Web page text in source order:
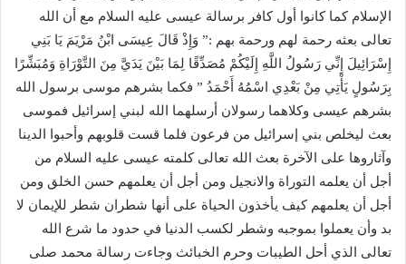
الإسلام كما كانوا أول كافر برسالة عيسى عليه السلام مع أن الله
تعالى بعثه رحمة لهم ورحمة بهم :” وَإِذْ قَالَ عِيسَى ابْنُ مَرْيَمَ يَا بَنِي
إِسْرَائِيلَ إِنِّي رَسُولُ اللَّهِ إِلَيْكُمْ مُصَدِّقًا لِمَا بَيْنَ يَدَيَّ مِنَ التَّوْرَاةِ وَمُبَشِّرًا
بِرَسُولٍ يَأْتِي مِنْ بَعْدِي اسْمُهُ أَحْمَدُ ” فكما بشرهم موسى برسول الله
بشرهم عيسى وكلاهما رسولان أرسلهما الله لبني إسرائيل فموسى
بعث ليخلص بني إسرائيل من فرعون فلما قست قلوبهم وأحبوا الدينا
وآثاروها على الآخرة بعث الله تعالى كلمته عيسى عليه السلام من
أجل أن يعلمه التوراة والانجيل ومن أجل أن يعلمهم حسن الخلق ومن
أجل أن يعلمهم كيف يأخذون الحياة على أنها شطران شطر للإيمان لا
بد وأن يعملوا بموجبه وشطر لكسب الدنيا في حدود ما شرع الله
تعالى الذي أحل الطيبات وحرم الخبائث وجاءت رسالة محمد صلى